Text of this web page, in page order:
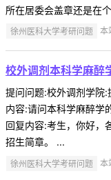
所在居委会盖章还是在
徐州医科大学考研问题 本
校外调剂本科学麻醉
提问问题:校外调剂学
内容:请问本科学麻醉学
回复内容:考生，你好，
招生简章。 ...
徐州医科大学考研问题 本